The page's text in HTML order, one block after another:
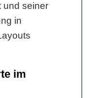
und seiner
in
im